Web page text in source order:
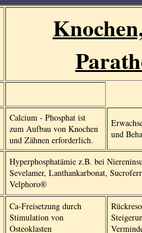
Calcium - Phosphat ist
zum Aufbau von Knochen
und Zähnen erforderlich.
und
Hyperphosphatämie z.B. bei
Sevelamer, Lanthankarbonat,
Velphoro®
Ca-Freisetzung durch
Stimulation von
Osteoklasten